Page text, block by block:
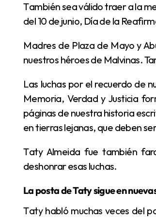
También sea válido traer a la memoria que hace muy pocos días recordamos un nuevo aniversario
del 10 de junio, Día de la
Madres de Plaza de Mayo y Abuelas de Plaza de Mayo honraron siempre lo que fue la lucha de
nuestros héroes de Malvinas.
Las luchas por el recuerdo de nuestros héroes de Malvinas y las luchas por nuestro programa de
Memoria, Verdad y Justicia
páginas de nuestra historia
en tierras lejanas, que deben
Taty Almeida fue también faro. Faro que alumbra e ilumina cuando hay quienes pretenden
deshonrar esas luchas.
La posta de Taty sigue en
Taty habló muchas veces del paso de posta. Y esperemos que ese paso no caiga en saco roto.